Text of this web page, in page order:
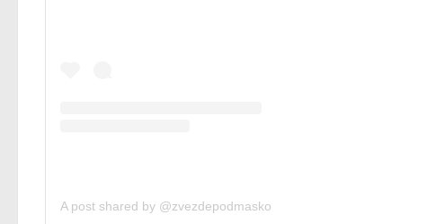
A post shared by @zvezdepodmasko